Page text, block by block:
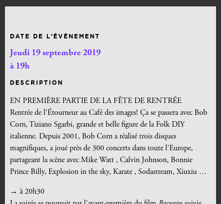
DATE DE L’ÉVÉNEMENT
Jeudi 19 septembre 2019
à 19h
DESCRIPTION
EN PREMIÈRE PARTIE DE LA FÊTE DE RENTRÉE
Rentrée de l’Étourneur au Café des images! Ça se passera avec Bob
Corn, Tiziano Sgarbi, grande et belle figure de la Folk DIY
italienne. Depuis 2001, Bob Corn a réalisé trois disques
magnifiques, a joué près de 300 concerts dans toute l’Europe,
partageant la scène avec Mike Watt , Calvin Johnson, Bonnie
Prince Billy, Explosion in the sky, Karate , Sodastream, Xiuxiu …
→ à 20h30